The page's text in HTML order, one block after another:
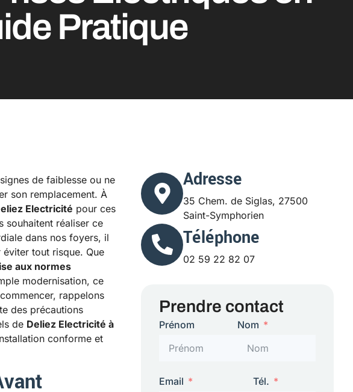
Pratique
de faiblesse ou ne
son remplacement. À
Electricité pour ces
souhaitent réaliser ce
dans nos foyers, il
tout risque. Que
aux normes
modernisation, ce
rappelons
des précautions
de Deliez Electricité à
conforme et
Adresse
35 Chem. de Siglas, 27500
Saint-Symphorien
Téléphone
02 59 22 82 07
Prendre contact
Prénom Nom
Email Tél.